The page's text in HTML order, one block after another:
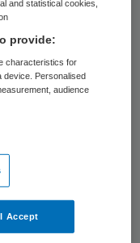
Naar
de volledige
door
met drie
aan den
and statistical cookies,
provide:
characteristics for
device. Personalised
audience
I Accept